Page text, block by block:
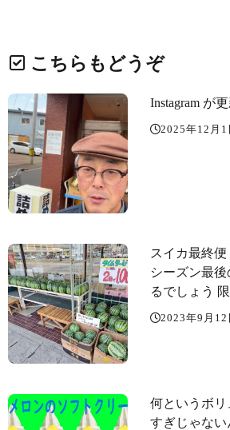
こちらもどうぞ
Instagram が
2025年12月1
スイカ最終
シーズン最
るでしょう
2023年9月12
何というボリ
すぎじゃない